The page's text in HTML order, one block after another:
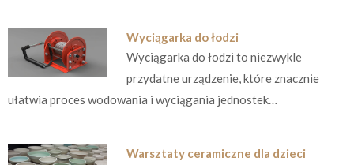
Wyciągarka do łodzi
Wyciągarka do łodzi to niezwykle
przydatne urządzenie, które znacznie
ułatwia proces wodowania i wyciągania jednostek…
Warsztaty ceramiczne dla dzieci